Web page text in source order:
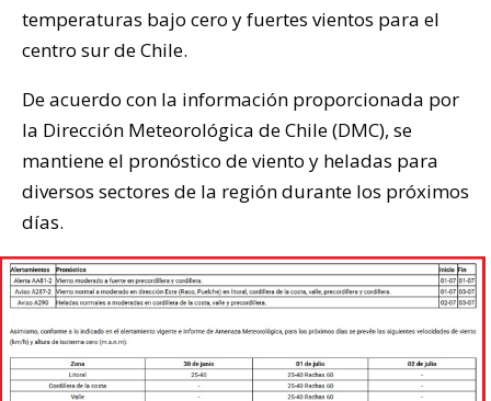
temperaturas bajo cero y fuertes vientos para el
centro sur de Chile.
De acuerdo con la información proporcionada por
la Dirección Meteorológica de Chile (DMC), se
mantiene el pronóstico de viento y heladas para
diversos sectores de la región durante los próximos
días.